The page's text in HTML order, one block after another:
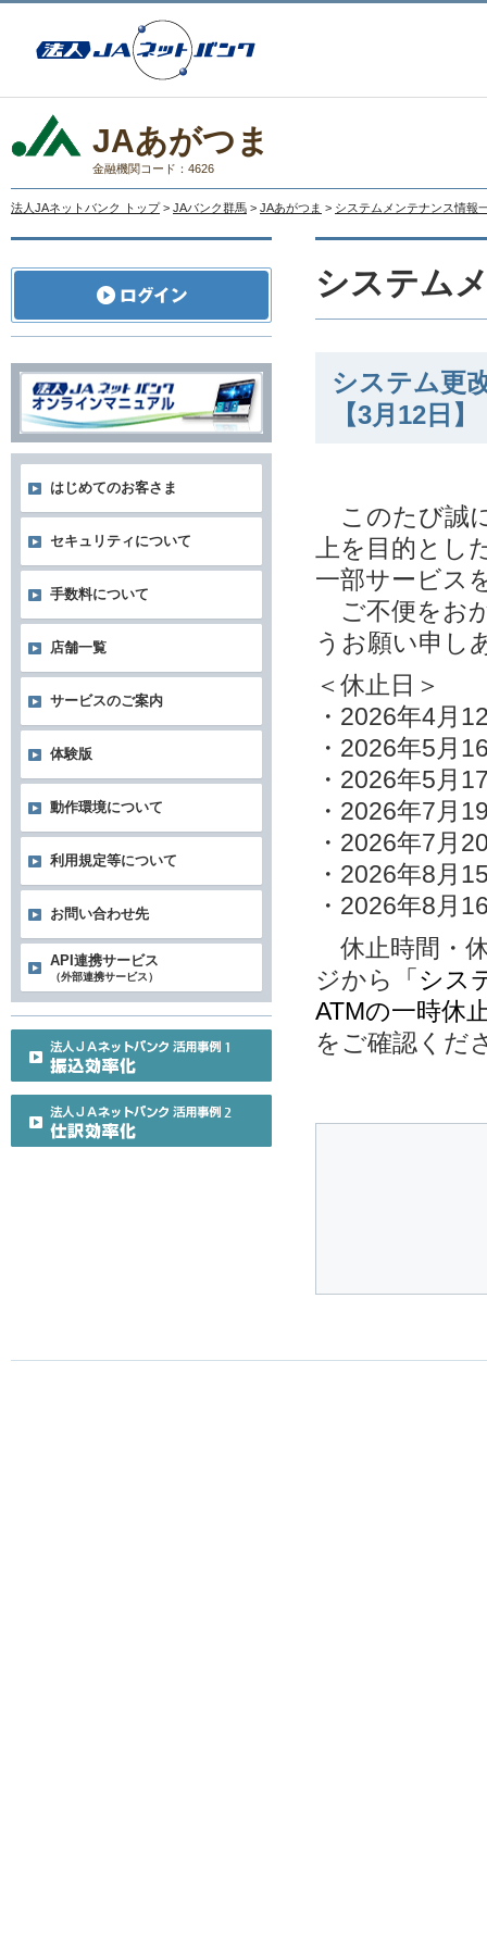
JAあがつま
金融機関コード：4626
法人JAネットバンク トップ > JAバンク群馬 > JAあがつま > システムメンテナンス情報
システム
システム更
【3月12日】
このたび誠
上を目的とし
一部サービス
ご不便をお
うお願い申し
＜休止日＞
・2026年4
・2026年5月
・2026年5月
・2026年7月
・2026年7月
・2026年8月
・2026年8月
休止時間・
ジから
「シ
ATMの一時休
をご確認くだ
はじめてのお客さま
セキュリティについて
手数料について
店舗一覧
サービスのご案内
体験版
動作環境について
利用規定等について
お問い合わせ先
API連携サービス
（外部連携サービス）